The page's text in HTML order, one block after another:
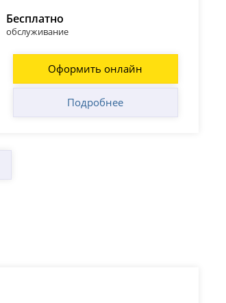
Бесплатно
обслуживание
Оформить онлайн
Подробнее